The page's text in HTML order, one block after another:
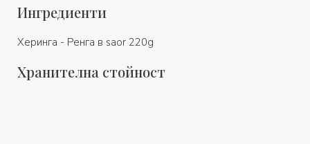
Ингредиенти
Херинга - Ренга в saor 220g
Хранителна стойност